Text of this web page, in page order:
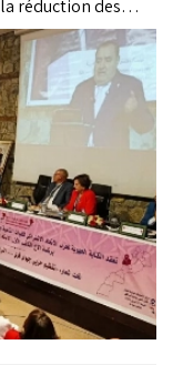
réduction des
C’est dans ce
socialiste des
samedi
des
jugés
des institutions et